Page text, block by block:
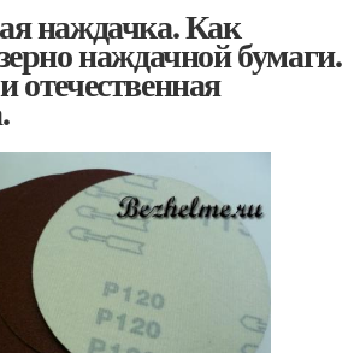
наждачка. Как
наждачной бумаги.